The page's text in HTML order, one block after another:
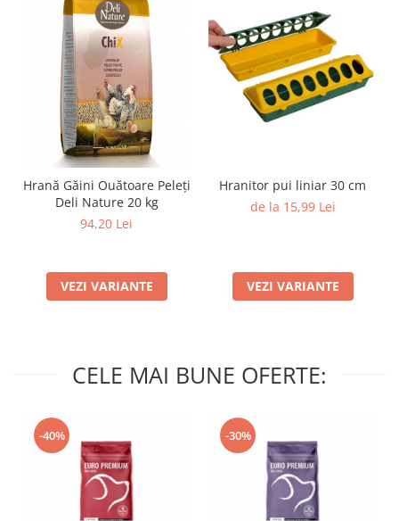
Hrană Găini Ouătoare Peleți
Deli Nature 20 kg
94,20 Lei
VEZI VARIANTE
Hranitor pui liniar 30 cm
de la 15,99 Lei
VEZI VARIANTE
CELE MAI BUNE OFERTE:
-40% -30%